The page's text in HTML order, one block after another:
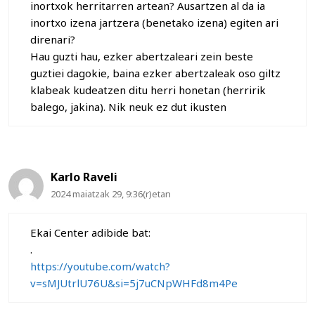
inortxok herritarren artean? Ausartzen al da ia
inortxo izena jartzera (benetako izena) egiten ari
direnari?
Hau guzti hau, ezker abertzaleari zein beste
guztiei dagokie, baina ezker abertzaleak oso giltz
klabeak kudeatzen ditu herri honetan (herririk
balego, jakina). Nik neuk ez dut ikusten
Karlo Raveli
2024 maiatzak 29, 9:36(r)etan
Ekai Center adibide bat:
.
https://youtube.com/watch?
v=sMJUtrlU76U&si=5j7uCNpWHFd8m4Pe